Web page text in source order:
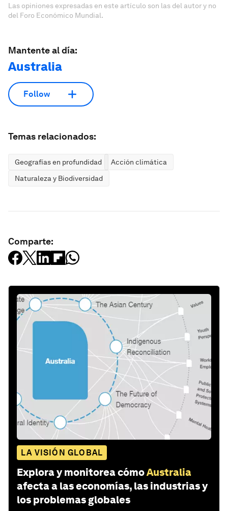
Las opiniones expresadas en este artículo son las del autor y no
del Foro Económico Mundial.
Mantente al día:
Australia
Follow
Temas relacionados:
Geografías en profundidad
Acción climática
Naturaleza y Biodiversidad
Comparte:
LA VISIÓN GLOBAL
Explora y monitorea cómoAustralia
afecta a las economías, las industrias y
los problemas globales